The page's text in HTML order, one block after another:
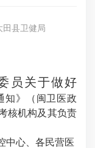
田县卫健局
员关于做好
知》（闽卫医政
核机构及其负责
中心 、各民营医